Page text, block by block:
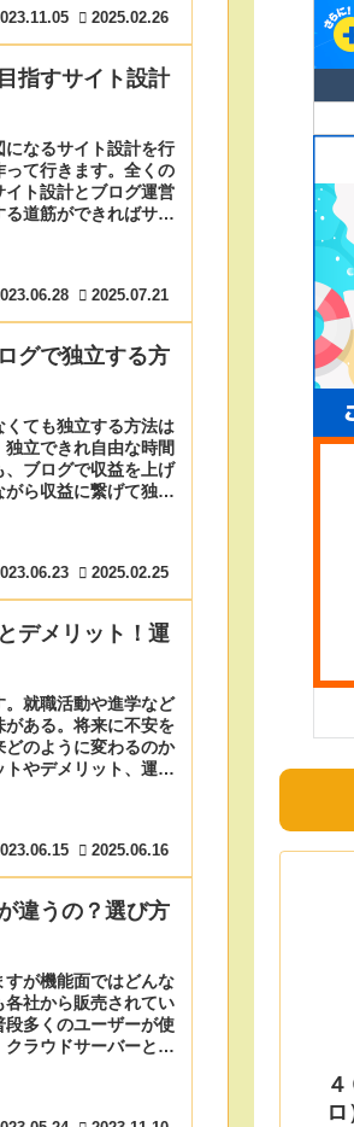
2025.02.26
指すサイト設計
なるサイト設計を行
て行きます。全くの
ト設計とブログ運営
道筋ができればサイ
2025.07.21
グで独立する方
ても独立する方法は
立できれ自由な時間
ブログで収益を上げ
ら収益に繋げて独立
2025.02.25
デメリット！運
就職活動や進学など
ある。将来に不安を
のように変わるのか
やデメリット、運営
2025.06.16
違うの？選び方
が機能面ではどんな
社から販売されてい
多くのユーザーが使
ラウドサーバーとの